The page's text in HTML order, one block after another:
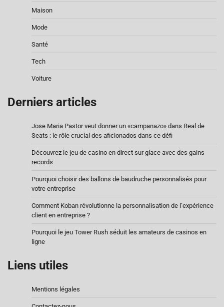
Maison
Mode
Santé
Tech
Voiture
Derniers articles
Jose Maria Pastor veut donner un «campanazo» dans Real de
Seats : le rôle crucial des aficionados dans ce défi
Découvrez le jeu de casino en direct sur glace avec des gains
records
Pourquoi choisir des ballons de baudruche personnalisés pour
votre entreprise
Comment Koban révolutionne la personnalisation de l’expérience
client en entreprise ?
Pourquoi le jeu Tower Rush séduit les amateurs de casinos en
ligne
Liens utiles
Mentions légales